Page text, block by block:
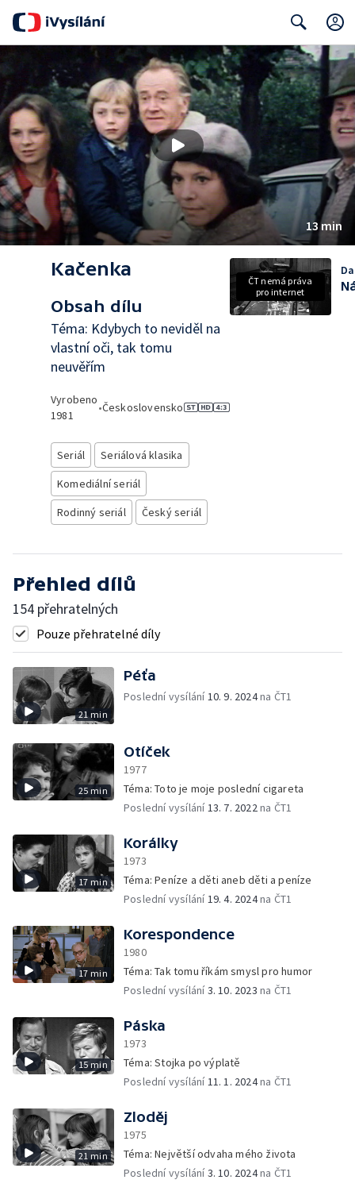
Search
13 min
Kačenka
Obsah dílu
Téma: Kdybych to neviděl na
vlastní oči, tak tomu
neuvěřím
Vyrobeno
1981
•Československo
Seriál
Seriálová klasika
Komediální seriál
Rodinný seriál
Český seriál
ČT nemá práva
pro internet
Přehled dílů
154 přehratelných
Pouze přehratelné díly
21 min
Péťa
Poslední vysílání10. 9. 2024na ČT1
25 min
Otíček
1977
Téma: Toto je moje poslední cigareta
Poslední vysílání13. 7. 2022na ČT1
17 min
Korálky
1973
Téma: Peníze a děti aneb děti a peníze
Poslední vysílání19. 4. 2024na ČT1
17 min
Korespondence
1980
Téma: Tak tomu říkám smysl pro humor
Poslední vysílání3. 10. 2023 na ČT1
15 min
Páska
1973
Téma: Stojka po výplatě
Poslední vysílání11. 1. 2024na ČT1
21 min
Zloděj
1975
Téma: Největší odvaha mého života
Poslední vysílání3. 10. 2024na ČT1